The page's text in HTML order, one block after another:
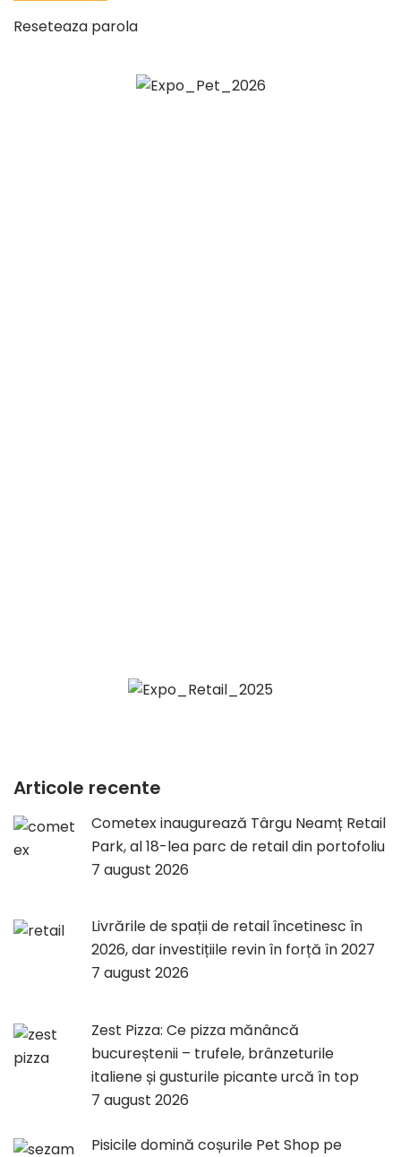
Reseteaza parola
Articole recente
Cometex inaugurează Târgu Neamț Retail
Park, al 18-lea parc de retail din portofoliu
7 august 2026
Livrările de spații de retail încetinesc în
2026, dar investițiile revin în forță în 2027
7 august 2026
Zest Pizza: Ce pizza mănâncă
bucureștenii – trufele, brânzeturile
italiene și gusturile picante urcă în top
7 august 2026
Pisicile domină coșurile Pet Shop pe